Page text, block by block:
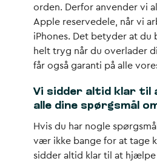
orden. Derfor anvender vi
Apple reservedele, når vi
iPhones. Det betyder at du
helt tryg når du overlader
får også garanti på alle
Vi sidder altid klar til
alle dine spørgsmål
Hvis du har nogle
vær ikke bange for at tage
sidder altid klar til at